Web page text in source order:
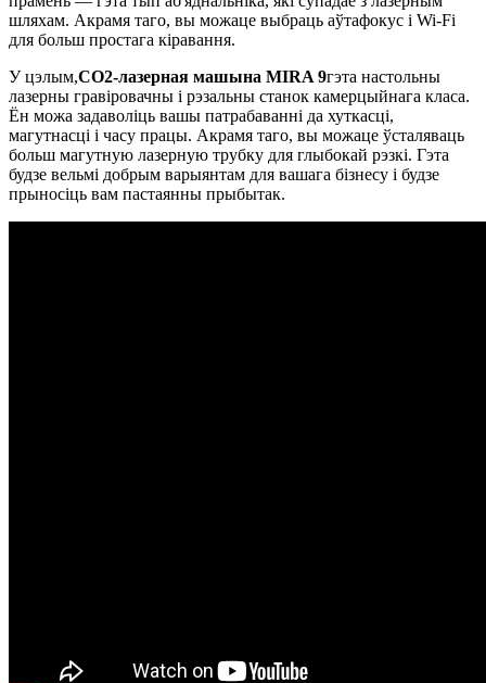
шляхам. Акрамя таго, вы можаце выбраць аўтафокус і Wi-Fi
для больш простага кіравання.
У цэлым,CO2-лазерная машына MIRA 9гэта настольны
лазерны гравіровачны і рэзальны станок камерцыйнага класа.
Ён можа задаволіць вашы патрабаванні да хуткасці,
магутнасці і часу працы. Акрамя таго, вы можаце ўсталяваць
больш магутную лазерную трубку для глыбокай рэзкі. Гэта
будзе вельмі добрым варыянтам для вашага бізнесу і будзе
прыносіць вам пастаянны прыбытак.